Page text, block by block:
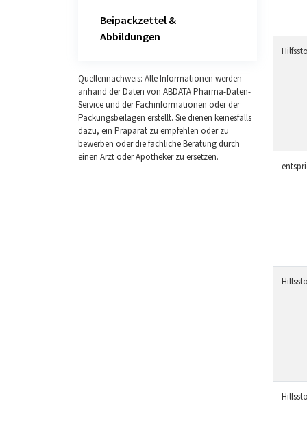
Beipackzettel &
Abbildungen
Quellennachweis: Alle Informationen werden
anhand der Daten von ABDATA Pharma-Daten-
Service und der Fachinformationen oder der
Packungsbeilagen erstellt. Sie dienen keinesfalls
dazu, ein Präparat zu empfehlen oder zu
bewerben oder die fachliche Beratung durch
einen Arzt oder Apotheker zu ersetzen.